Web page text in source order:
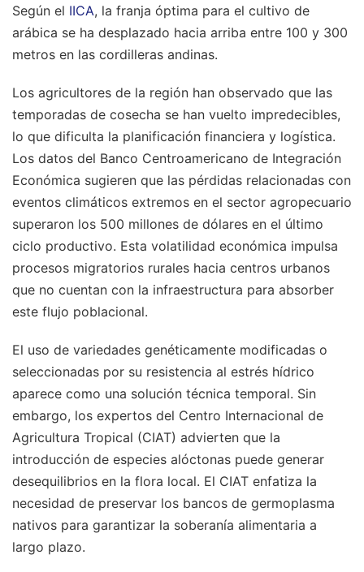
Según el IICA, la franja óptima para el cultivo de
arábica se ha desplazado hacia arriba entre 100 y 300
metros en las cordilleras andinas.
Los agricultores de la región han observado que las
temporadas de cosecha se han vuelto impredecibles,
lo que dificulta la planificación financiera y logística.
Los datos del Banco Centroamericano de Integración
Económica sugieren que las pérdidas relacionadas con
eventos climáticos extremos en el sector agropecuario
superaron los 500 millones de dólares en el último
ciclo productivo. Esta volatilidad económica impulsa
procesos migratorios rurales hacia centros urbanos
que no cuentan con la infraestructura para absorber
este flujo poblacional.
El uso de variedades genéticamente modificadas o
seleccionadas por su resistencia al estrés hídrico
aparece como una solución técnica temporal. Sin
embargo, los expertos del Centro Internacional de
Agricultura Tropical (CIAT) advierten que la
introducción de especies alóctonas puede generar
desequilibrios en la flora local. El CIAT enfatiza la
necesidad de preservar los bancos de germoplasma
nativos para garantizar la soberanía alimentaria a
largo plazo.